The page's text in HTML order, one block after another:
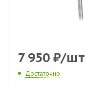
7 950 ₽/шт
Достаточно